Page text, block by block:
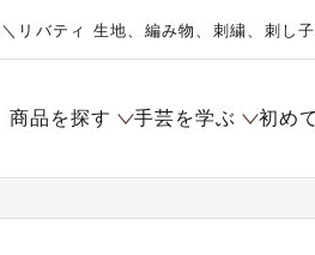
＼リバティ 生地、編み物、刺繍、刺し子
商品を探す 手芸を学ぶ 初め